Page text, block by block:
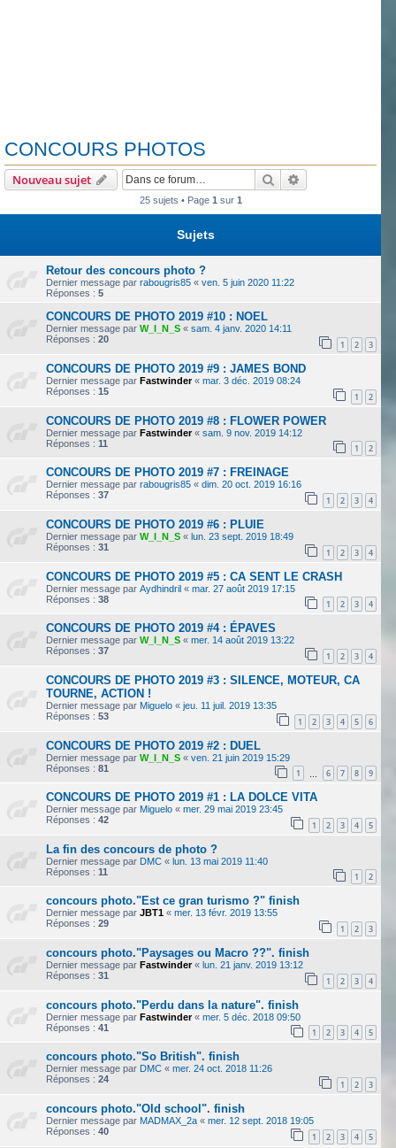
CONCOURS PHOTOS
Nouveau sujet Rechercher
25 sujets • Page 1 sur 1
Sujets
Retour des concours photo ?
Dernier message par rabougris85 « ven. 5 juin 2020 11:22
Réponses : 5
CONCOURS DE PHOTO 2019 #10 : NOEL
Dernier message par W_I_N_S « sam. 4 janv. 2020 14:11
Réponses : 20 1 2 3
CONCOURS DE PHOTO 2019 #9 : JAMES BOND
Dernier message par Fastwinder« mar. 3 déc. 2019 08:24
Réponses : 15 1 2
CONCOURS DE PHOTO 2019 #8 : FLOWER POWER
Dernier message par Fastwinder« sam. 9 nov. 2019 14:12
Réponses : 11 1 2
CONCOURS DE PHOTO 2019 #7 : FREINAGE
Dernier message par rabougris85 « dim. 20 oct. 2019 16:16
Réponses : 37 1 2 3 4
CONCOURS DE PHOTO 2019 #6 : PLUIE
Dernier message par W_I_N_S « lun. 23 sept. 2019 18:49
Réponses : 31 1 2 3 4
CONCOURS DE PHOTO 2019 #5 : CA SENT LE CRASH
Dernier message par Aydhindril « mar. 27 août 2019 17:15
Réponses : 38 1 2 3 4
CONCOURS DE PHOTO 2019 #4 : ÉPAVES
Dernier message par W_I_N_S « mer. 14 août 2019 13:22
Réponses : 37 1 2 3 4
CONCOURS DE PHOTO 2019 #3 : SILENCE, MOTEUR, CA
TOURNE, ACTION !
Dernier message par Miguelo « jeu. 11 juil. 2019 13:35
Réponses : 53 1 2 3 4 5 6
CONCOURS DE PHOTO 2019 #2 : DUEL
Dernier message par W_I_N_S « ven. 21 juin 2019 15:29
Réponses : 81 1 6 7 8 9
CONCOURS DE PHOTO 2019 #1 : LA DOLCE VITA
Dernier message par Miguelo « mer. 29 mai 2019 23:45
Réponses : 42 1 2 3 4 5
La fin des concours de photo ?
Dernier message par DMC « lun. 13 mai 2019 11:40
Réponses : 11 1 2
concours photo."Est ce gran turismo ?" finish
Dernier message par JBT1 « mer. 13 févr. 2019 13:55
Réponses : 29 1 2 3
concours photo."Paysages ou Macro ??". finish
Dernier message par Fastwinder« lun. 21 janv. 2019 13:12
Réponses : 31 1 2 3 4
concours photo."Perdu dans la nature". finish
Dernier message par Fastwinder« mer. 5 déc. 2018 09:50
Réponses : 41 1 2 3 4 5
concours photo."So British". finish
Dernier message par DMC « mer. 24 oct. 2018 11:26
Réponses : 24 1 2 3
concours photo."Old school". finish
Dernier message par MADMAX_2a « mer. 12 sept. 2018 19:05
Réponses : 40 1 2 3 4 5